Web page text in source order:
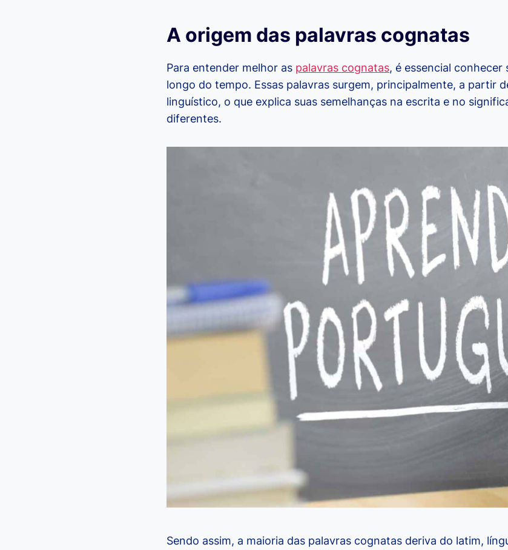
A origem das palavras cognatas
Para entender melhor as palavras cognatas, é essencial conhecer
longo do tempo. Essas palavras surgem, principalmente, a partir
linguístico, o que explica suas semelhanças na escrita e no
diferentes.
Sendo assim, a maioria das palavras cognatas deriva do latim,